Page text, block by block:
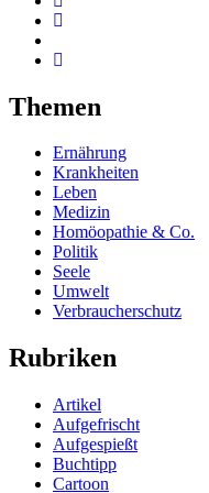
Themen
Ernährung
Krankheiten
Leben
Medizin
Homöopathie & Co.
Politik
Seele
Umwelt
Verbraucherschutz
Rubriken
Artikel
Aufgefrischt
Aufgespießt
Buchtipp
Cartoon